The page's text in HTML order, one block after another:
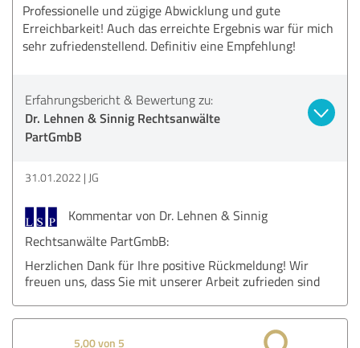
Professionelle und zügige Abwicklung und gute
Erreichbarkeit! Auch das erreichte Ergebnis war für mich
sehr zufriedenstellend. Definitiv eine Empfehlung!
Erfahrungsbericht & Bewertung zu:
Dr. Lehnen & Sinnig Rechtsanwälte
PartGmbB
31.01.2022 JG
Kommentar von Dr. Lehnen & Sinnig
Rechtsanwälte PartGmbB:
Herzlichen Dank für Ihre positive Rückmeldung! Wir
freuen uns, dass Sie mit unserer Arbeit zufrieden sind
5,00 von 5